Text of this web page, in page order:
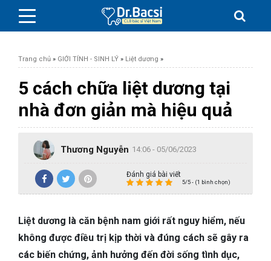
BỆNH DA LIỄU
BỆNH PHỤ KHOA
BỆNH XƯƠNG KHỚP
TAI – MŨI – HỌNG
Trang chủ » GIỚI TÍNH - SINH LÝ » Liệt dương »
5 cách chữa liệt dương tại
nhà đơn giản mà hiệu quả
Thương Nguyễn 14:06 - 05/06/2023
Đánh giá bài viết
5/5 - (1 bình chọn)
Liệt dương là căn bệnh nam giới rất nguy hiểm, nếu
không được điều trị kịp thời và đúng cách sẽ gây ra
các biến chứng, ảnh hưởng đến đời sống tình dục,